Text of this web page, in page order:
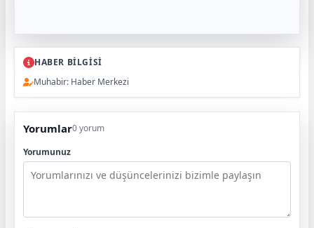
HABER BİLGİSİ
Muhabir: Haber Merkezi
Yorumlar0 yorum
Yorumunuz